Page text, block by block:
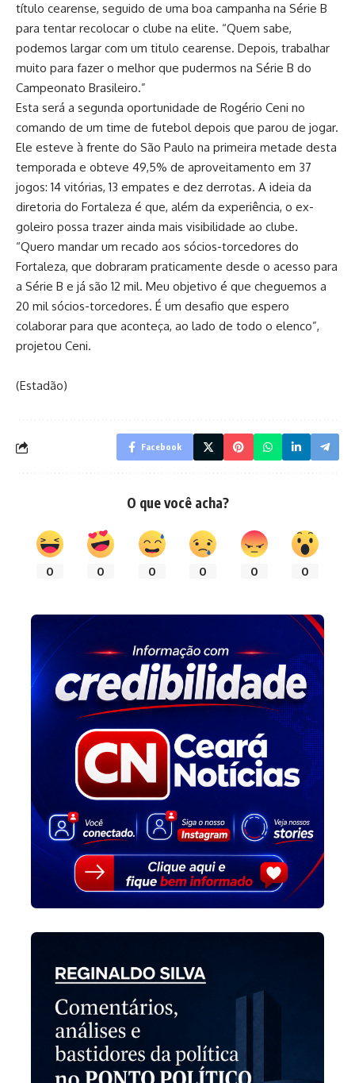
título cearense, seguido de uma boa campanha na Série B
para tentar recolocar o clube na elite. “Quem sabe,
podemos largar com um titulo cearense. Depois, trabalhar
muito para fazer o melhor que pudermos na Série B do
Campeonato Brasileiro.”
Esta será a segunda oportunidade de Rogério Ceni no
comando de um time de futebol depois que parou de jogar.
Ele esteve à frente do São Paulo na primeira metade desta
temporada e obteve 49,5% de aproveitamento em 37
jogos: 14 vitórias, 13 empates e dez derrotas. A ideia da
diretoria do Fortaleza é que, além da experiência, o ex-
goleiro possa trazer ainda mais visibilidade ao clube.
“Quero mandar um recado aos sócios-torcedores do
Fortaleza, que dobraram praticamente desde o acesso para
a Série B e já são 12 mil. Meu objetivo é que cheguemos a
20 mil sócios-torcedores. É um desafio que espero
colaborar para que aconteça, ao lado de todo o elenco”,
projetou Ceni.
(Estadão)
Facebook
O que você acha?
0 0 0 0 0 0